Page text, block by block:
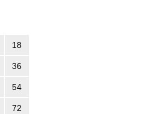
18
36
54
72